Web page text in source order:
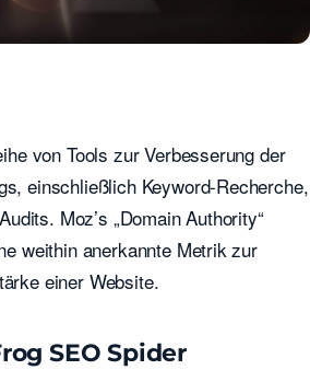
von Tools zur Verbesserung der
einschließlich Keyword-Recherche,
Moz’s „Domain Authority“
weithin anerkannte Metrik zur
einer Website.
SEO Spider